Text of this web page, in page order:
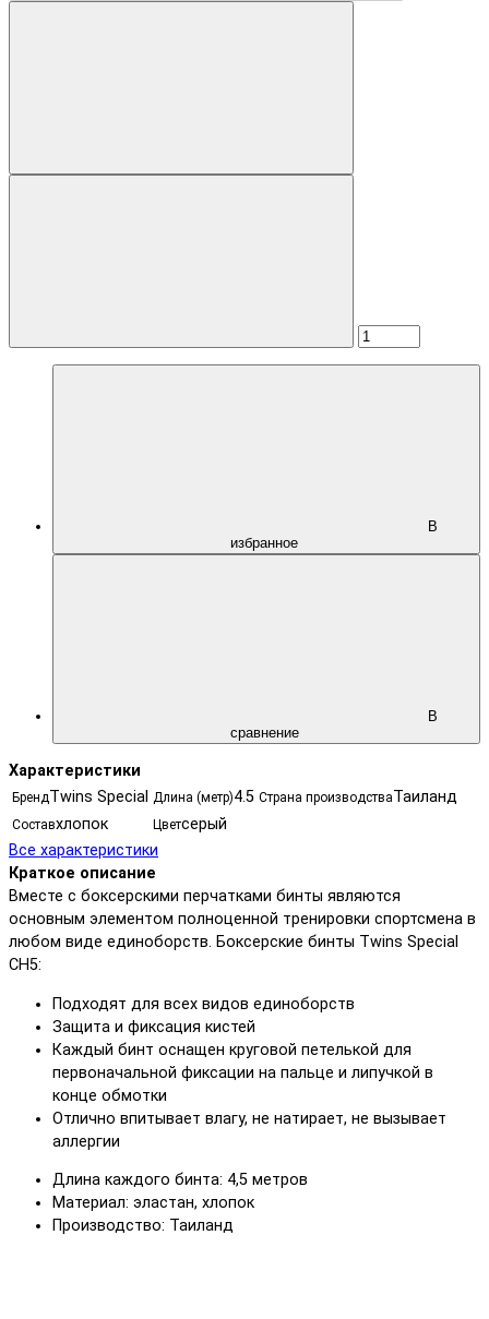
В
избранное
В
сравнение
Характеристики
БрендTwins Special Длина (метр)4.5 Страна производстваТаиланд
Составхлопок Цветсерый
Все характеристики
Краткое описание
Вместе с боксерскими перчатками бинты являются
основным элементом полноценной тренировки спортсмена в
любом виде единоборств. Боксерские бинты Twins Special
CH5:
Подходят для всех видов единоборств
Защита и фиксация кистей
Каждый бинт оснащен круговой петелькой для
первоначальной фиксации на пальце и липучкой в
конце обмотки
Отлично впитывает влагу, не натирает, не вызывает
аллергии
Длина каждого бинта: 4,5 метров
Материал: эластан, хлопок
Производство: Таиланд